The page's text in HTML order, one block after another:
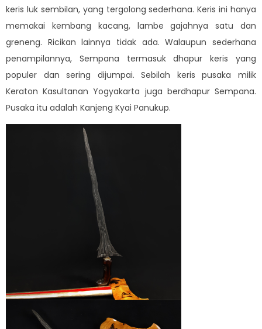
keris luk sembilan, yang tergolong sederhana. Keris ini hanya
memakai kembang kacang, lambe gajahnya satu dan
greneng. Ricikan lainnya tidak ada. Walaupun sederhana
penampilannya, Sempana termasuk dhapur keris yang
populer dan sering dijumpai. Sebilah keris pusaka milik
Keraton Kasultanan Yogyakarta juga berdhapur Sempana.
Pusaka itu adalah Kanjeng Kyai Panukup.